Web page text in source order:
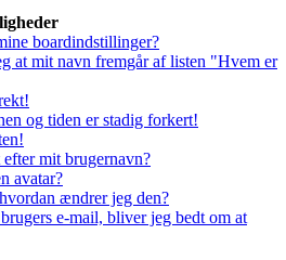
boardindstillinger?
at mit navn fremgår af listen "Hvem er
og tiden er stadig forkert!
mit brugernavn?
avatar?
ændrer jeg den?
e-mail, bliver jeg bedt om at